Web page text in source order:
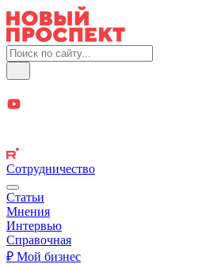
Сотрудничество
Статьи
Мнения
Интервью
Справочная
₽ Мой бизнес